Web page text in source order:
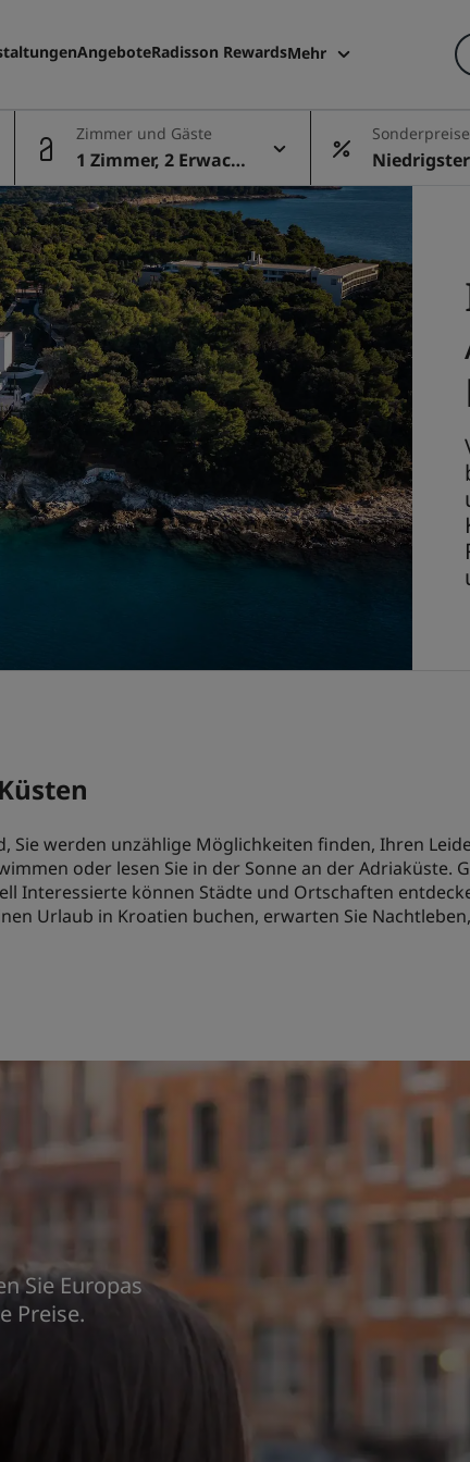
AngeboteRadisson RewardsMehr
Meine Buchungen
Zimmer und Gäste
1 Zimmer, 2 Erwach
sene
Sonderpreise
barer Preis
Sie werden unzählige Möglichkeiten finden, Ihren
oder lesen Sie in der Sonne an der Adriaküste.
Interessierte können Städte und Ortschaften
Urlaub in Kroatien buchen, erwarten Sie
Sie Europas
Preise.